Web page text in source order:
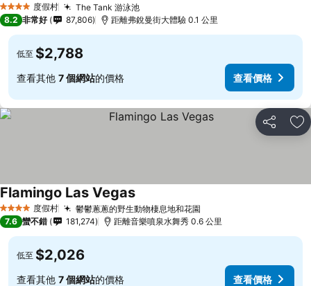
4 星級 度假村 The Tank 游泳池查看價格
8.2 非常好 87,806 距離弗銳曼街大體驗 0.1 公里
低至 $2,788
查看其他 7 個網站的價格 查看價格
分享 加
4 星級 度假村 鬱鬱蔥蔥的野生動物棲息地和花園
Flamingo Las Vegas查看價格
7.6 蠻不錯 181,274 距離音樂噴泉水舞秀 0.6 公里
低至 $2,026
查看其他 7 個網站的價格 查看價格